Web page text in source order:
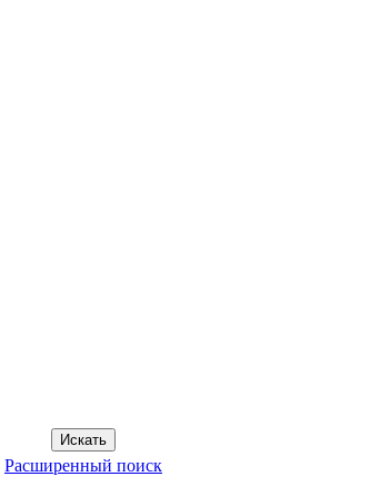
Расширенный поиск